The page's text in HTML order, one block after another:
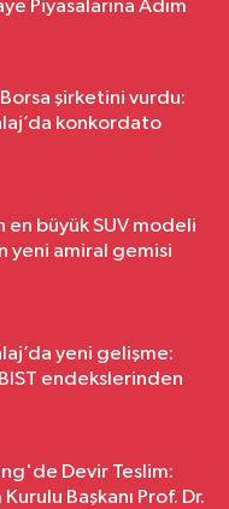
Piyasalarına Adım
şirketini vurdu:
konkordato
en büyük SUV modeli
yeni amiral gemisi
yeni gelişme:
endekslerinden
Devir Teslim:
Başkanı Prof. Dr.